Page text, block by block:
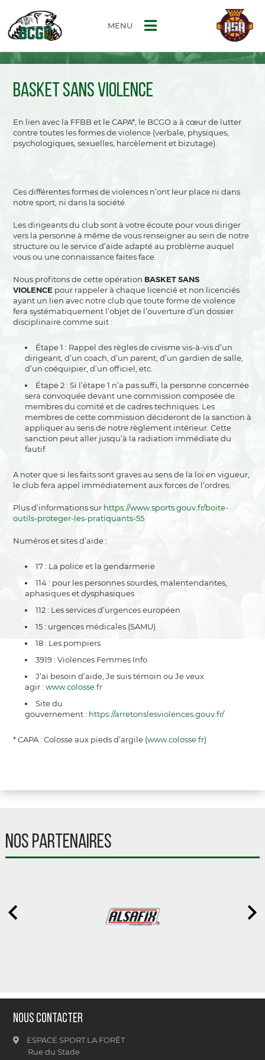
MENU
BASKET SANS VIOLENCE
En lien avec la FFBB et le CAPA*, le BCGO a à cœur de lutter
contre toutes les formes de violence (verbale, physiques,
psychologiques, sexuelles, harcèlement et bizutage).
Ces différentes formes de violences n’ont leur place ni dans
notre sport, ni dans la société.
Les dirigeants du club sont à votre écoute pour vous diriger
vers la personne à même de vous renseigner au sein de notre
structure ou le service d’aide adapté au problème auquel
vous ou une connaissance faites face.
Nous profitons de cette opération BASKET SANS
VIOLENCE pour rappeler à chaque licencié et non licenciés
ayant un lien avec notre club que toute forme de violence
fera systématiquement l’objet de l’ouverture d’un dossier
disciplinaire comme suit :
Étape 1 : Rappel des règles de civisme vis-à-vis d’un
dirigeant, d’un coach, d’un parent, d’un gardien de salle,
d’un coéquipier, d’un officiel, etc.
Étape 2 : Si l’étape 1 n’a pas suffi, la personne concernée
sera convoquée devant une commission composée de
membres du comité et de cadres techniques. Les
membres de cette commission décideront de la sanction à
appliquer au sens de notre règlement intérieur. Cette
sanction peut aller jusqu’à la radiation immédiate du
fautif.
A noter que si les faits sont graves au sens de la loi en vigueur,
le club fera appel immédiatement aux forces de l’ordres.
Plus d’informations sur https://www.sports.gouv.fr/boite-
outils-proteger-les-pratiquants-55
Numéros et sites d’aide :
17 : La police et la gendarmerie
114 : pour les personnes sourdes, malentendantes,
aphasiques et dysphasiques
112 : Les services d’urgences européen
15 : urgences médicales (SAMU)
18 : Les pompiers
3919 : Violences Femmes Info
J’ai besoin d’aide, Je suis témoin ou Je veux
agir :www.colosse.fr
Site du
gouvernement : https://arretonslesviolences.gouv.fr/
* CAPA : Colosse aux pieds d’argile (www.colosse.fr)
NOS PARTENAIRES
Nous contacter
ESPACE SPORT LA FORÊT
Rue du Stade